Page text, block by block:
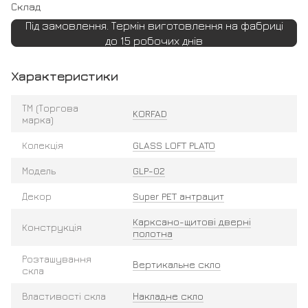
Склад
Під замовлення. Термін виготовлення на фабриці
до 15 робочих днів
Характеристики
ТМ (Торгова
марка)
KORFAD
Колекція GLASS LOFT PLATO
Модель GLP-02
Декор Super PET антрацит
Конструкція
Карксано-щитові дверні
полотна
Розташування
скла
Вертикальне скло
Властивості скла Накладне скло